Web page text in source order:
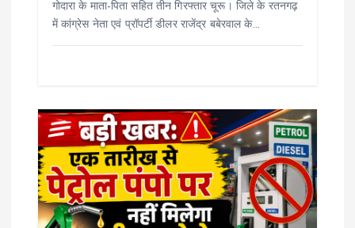
गोदारा के माता-पिता सहित तीन गिरफ्तार चूरू। जिले के रतनगढ़
में कांग्रेस नेता एवं प्रॉपर्टी डीलर राजेंद्र बबेरवाल के…